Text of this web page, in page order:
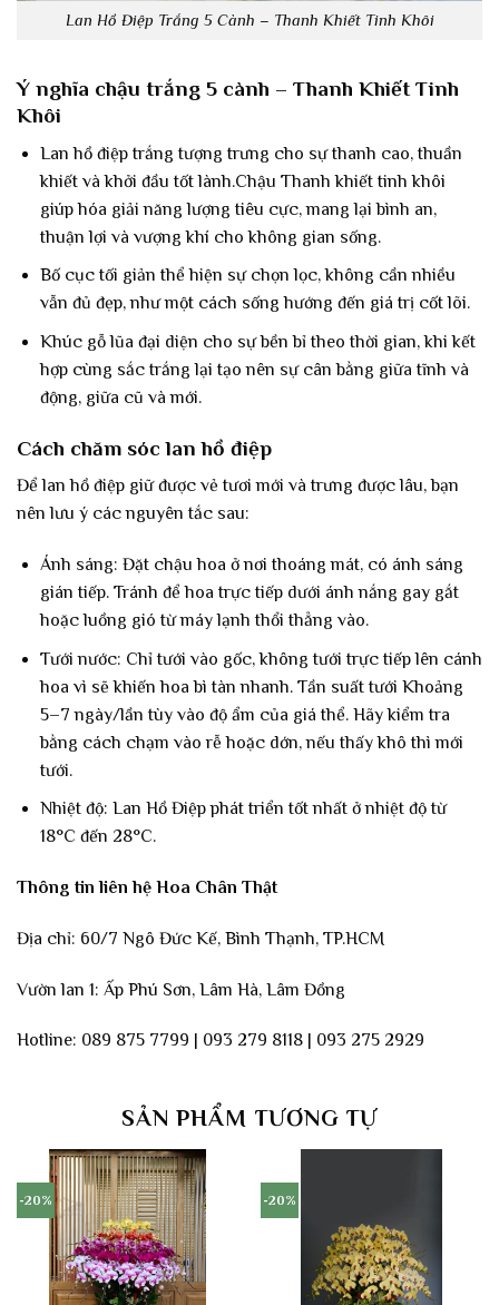
Lan Hồ Điệp Trắng 5 Cành – Thanh Khiết Tinh Khôi
Ý nghĩa chậu trắng 5 cành – Thanh Khiết Tinh
Khôi
Lan hồ điệp trắng tượng trưng cho sự thanh cao, thuần
khiết và khởi đầu tốt lành.Chậu Thanh khiết tinh khôi
giúp hóa giải năng lượng tiêu cực, mang lại bình an,
thuận lợi và vượng khí cho không gian sống.
Bố cục tối giản thể hiện sự chọn lọc, không cần nhiều
vẫn đủ đẹp, như một cách sống hướng đến giá trị cốt lõi.
Khúc gỗ lũa đại diện cho sự bền bỉ theo thời gian, khi kết
hợp cùng sắc trắng lại tạo nên sự cân bằng giữa tĩnh và
động, giữa cũ và mới.
Cách chăm sóc lan hồ điệp
Để lan hồ điệp giữ được vẻ tươi mới và trưng được lâu, bạn
nên lưu ý các nguyên tắc sau:
Ánh sáng: Đặt chậu hoa ở nơi thoáng mát, có ánh sáng
gián tiếp. Tránh để hoa trực tiếp dưới ánh nắng gay gắt
hoặc luồng gió từ máy lạnh thổi thẳng vào.
Tưới nước: Chỉ tưới vào gốc, không tưới trực tiếp lên cánh
hoa vì sẽ khiến hoa bì tàn nhanh. Tần suất tưới Khoảng
5–7 ngày/lần tùy vào độ ẩm của giá thể. Hãy kiểm tra
bằng cách chạm vào rễ hoặc dớn, nếu thấy khô thì mới
tưới.
Nhiệt độ: Lan Hồ Điệp phát triển tốt nhất ở nhiệt độ từ
18°C đến 28°C.
Thông tin liên hệ Hoa Chân Thật
Địa chỉ: 60/7 Ngô Đức Kế, Bình Thạnh, TP.HCM
Vườn lan 1: Ấp Phú Sơn, Lâm Hà, Lâm Đồng
Hotline: 089 875 7799 | 093 279 8118 | 093 275 2929
SẢN PHẨM TƯƠNG TỰ
-20% -20%